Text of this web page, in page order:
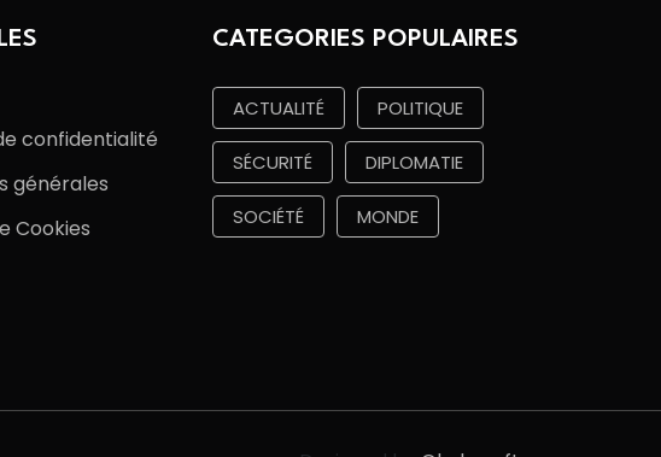
confidentialité
générales
Cookies
CATEGORIES POPULAIRES
ACTUALITÉ POLITIQUE
SÉCURITÉ DIPLOMATIE
SOCIÉTÉ MONDE